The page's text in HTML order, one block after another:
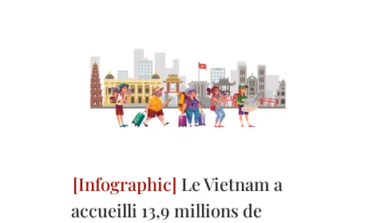
Le Vietnam a
accueilli 13,9 millions de